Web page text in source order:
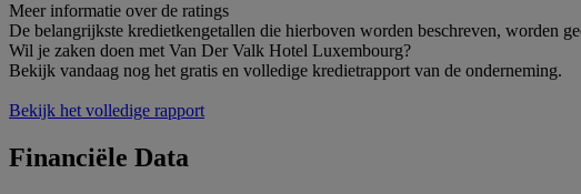
Meer informatie over de ratings
De belangrijkste kredietkengetallen die hierboven worden beschreven, worden
Wil je zaken doen met Van Der Valk Hotel Luxembourg?
Bekijk vandaag nog het gratis en volledige kredietrapport van de onderneming.
Bekijk het volledige rapport
Financiële Data